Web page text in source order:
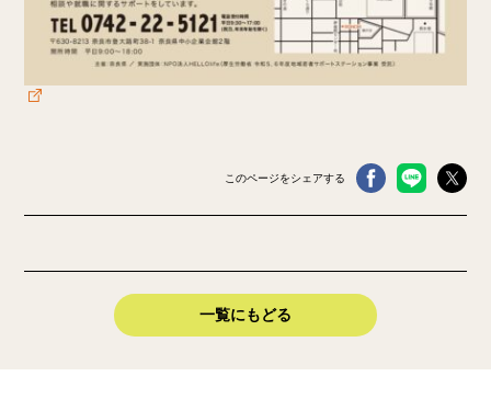
このページをシェアする
一覧にもどる